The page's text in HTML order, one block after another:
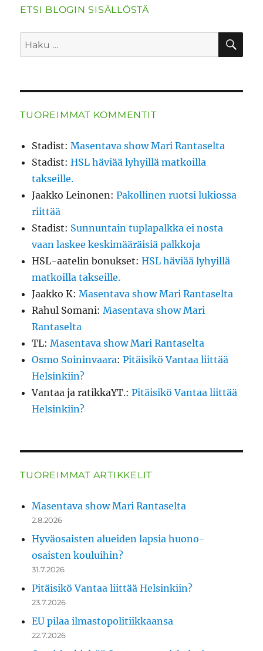
ETSI BLOGIN SISÄLLÖSTÄ
Etsi:
TUOREIMMAT KOMMENTIT
Stadist:Masentava show Mari Rantaselta
Stadist:HSL häviää lyhyillä matkoilla
takseille.
Jaakko Leinonen:Pakollinen ruotsi lukiossa
riittää
Stadist: Sunnuntain tuplapalkka ei nosta
vaan laskee keskimääräisiä palkkoja
HSL-aatelin bonukset:HSL häviää lyhyillä
matkoilla takseille.
Jaakko K:Masentava show Mari Rantaselta
Rahul Somani:Masentava show Mari
Rantaselta
TL:Masentava show Mari Rantaselta
Osmo Soininvaara:Pitäisikö Vantaa liittää
Helsinkiin?
Vantaa ja ratikkaYT.:Pitäisikö Vantaa liittää
Helsinkiin?
TUOREIMMAT ARTIKKELIT
Masentava show Mari Rantaselta
2.8.2026
Hyväosaisten alueiden lapsia huono-
osaisten kouluihin?
31.7.2026
Pitäisikö Vantaa liittää Helsinkiin?
23.7.2026
EU pilaa ilmastopolitiikkaansa
22.7.2026